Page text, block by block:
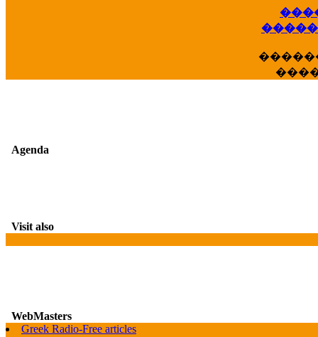
Agenda
Visit also
WebMasters
Greek Radio-Free articles